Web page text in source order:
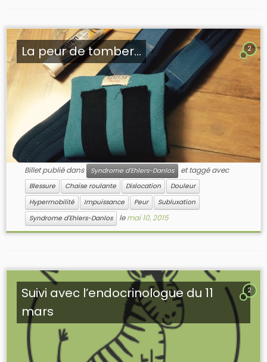
2
La peur de tomber…
Billet publié dans Syndrome d'Ehlers-Danlos et taggé avec
Blessure Chaise roulante Dislocation
Douleur
Hypermobilité
Impuissance Peur
Subluxation
Syndrome d'Ehlers-Danlos
lemai 10, 2015
2
Suivi avec l’endocrinologue du 11
mars